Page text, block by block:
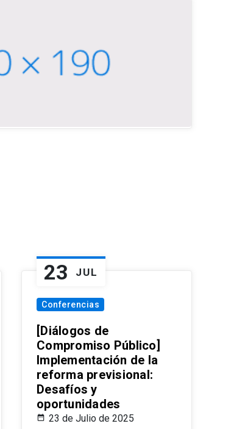
23 JUL
Conferencias
[Diálogos de
Compromiso Público]
Implementación de la
reforma previsional:
Desafíos y
oportunidades
23 de Julio de 2025